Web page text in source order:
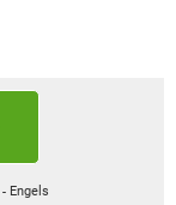
- Engels